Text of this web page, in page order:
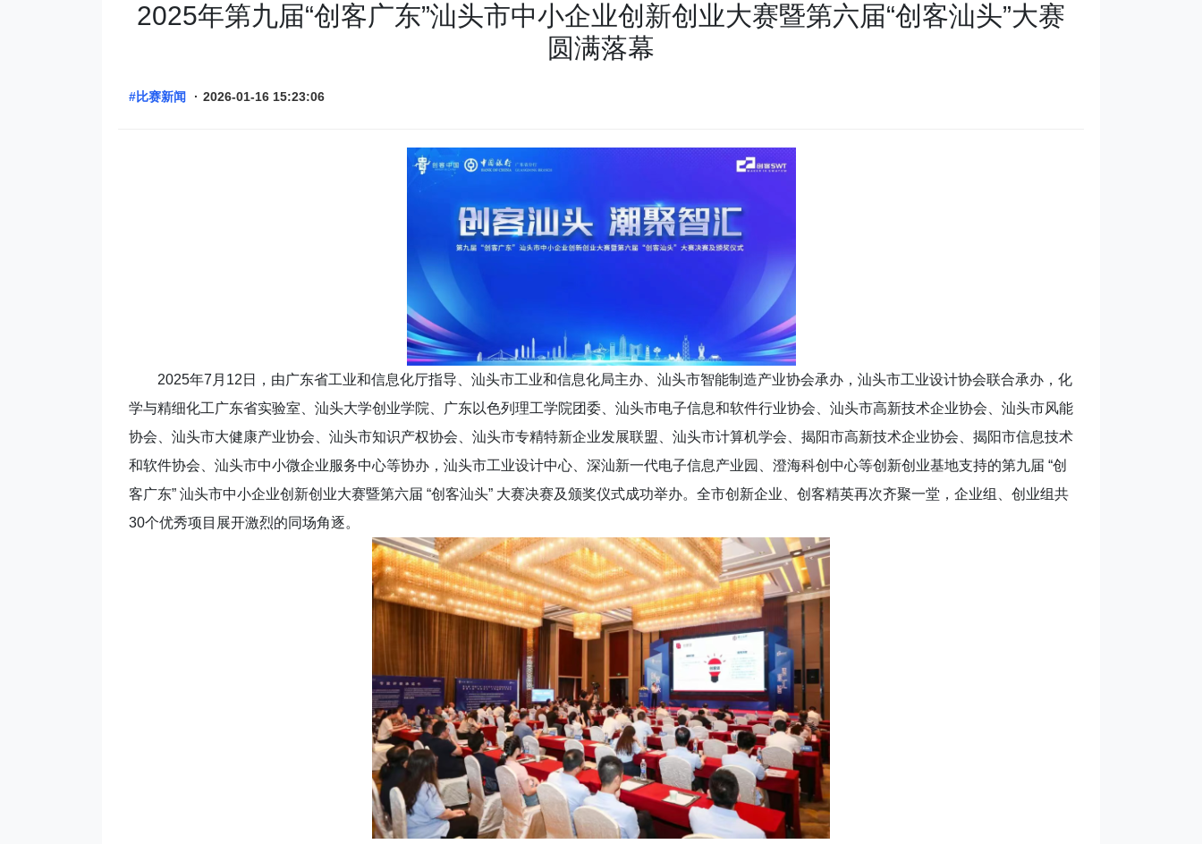
2025年第九届“创客广东”汕头市中小企业创新创业大赛暨第六届“创客汕头”大赛
圆满落幕
#比赛新闻 · 2026-01-16 15:23:06
2025年7月12日，由广东省工业和信息化厅指导、汕头市工业和信息化局主办、汕头市智能制造产业协会承办，汕头市工业设计协会联合承办，化
学与精细化工广东省实验室、汕头大学创业学院、广东以色列理工学院团委、汕头市电子信息和软件行业协会、汕头市高新技术企业协会、汕头市风能
协会、汕头市大健康产业协会、汕头市知识产权协会、汕头市专精特新企业发展联盟、汕头市计算机学会、揭阳市高新技术企业协会、揭阳市信息技术
和软件协会、汕头市中小微企业服务中心等协办，汕头市工业设计中心、深汕新一代电子信息产业园、澄海科创中心等创新创业基地支持的第九届 “创
客广东” 汕头市中小企业创新创业大赛暨第六届 “创客汕头” 大赛决赛及颁奖仪式成功举办。全市创新企业、创客精英再次齐聚一堂，企业组、创业组共
30个优秀项目展开激烈的同场角逐。